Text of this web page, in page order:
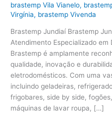
brastemp Vila Vianelo,
Virgínia, brastemp Vivenda
Brastemp Jundiaí Brastemp
Atendimento Especializado em
Brastemp é amplamente
qualidade, inovação e
eletrodomésticos. Com uma
incluindo geladeiras,
frigobares, side by side,
máquinas de lavar roupa, […]